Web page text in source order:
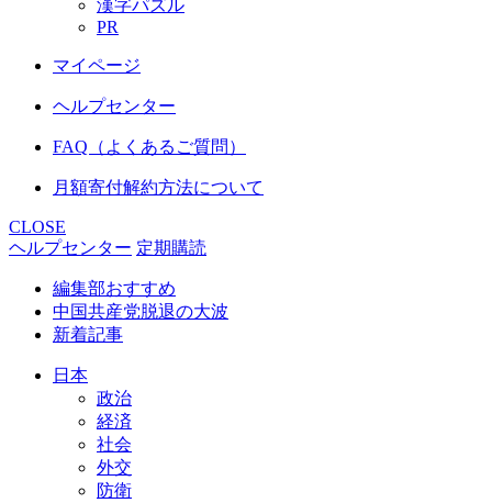
漢字パズル
PR
マイページ
ヘルプセンター
FAQ（よくあるご質問）
月額寄付解約方法について
CLOSE
ヘルプセンター 定期購読
編集部おすすめ
中国共産党脱退の大波
新着記事
日本
政治
経済
社会
外交
防衛